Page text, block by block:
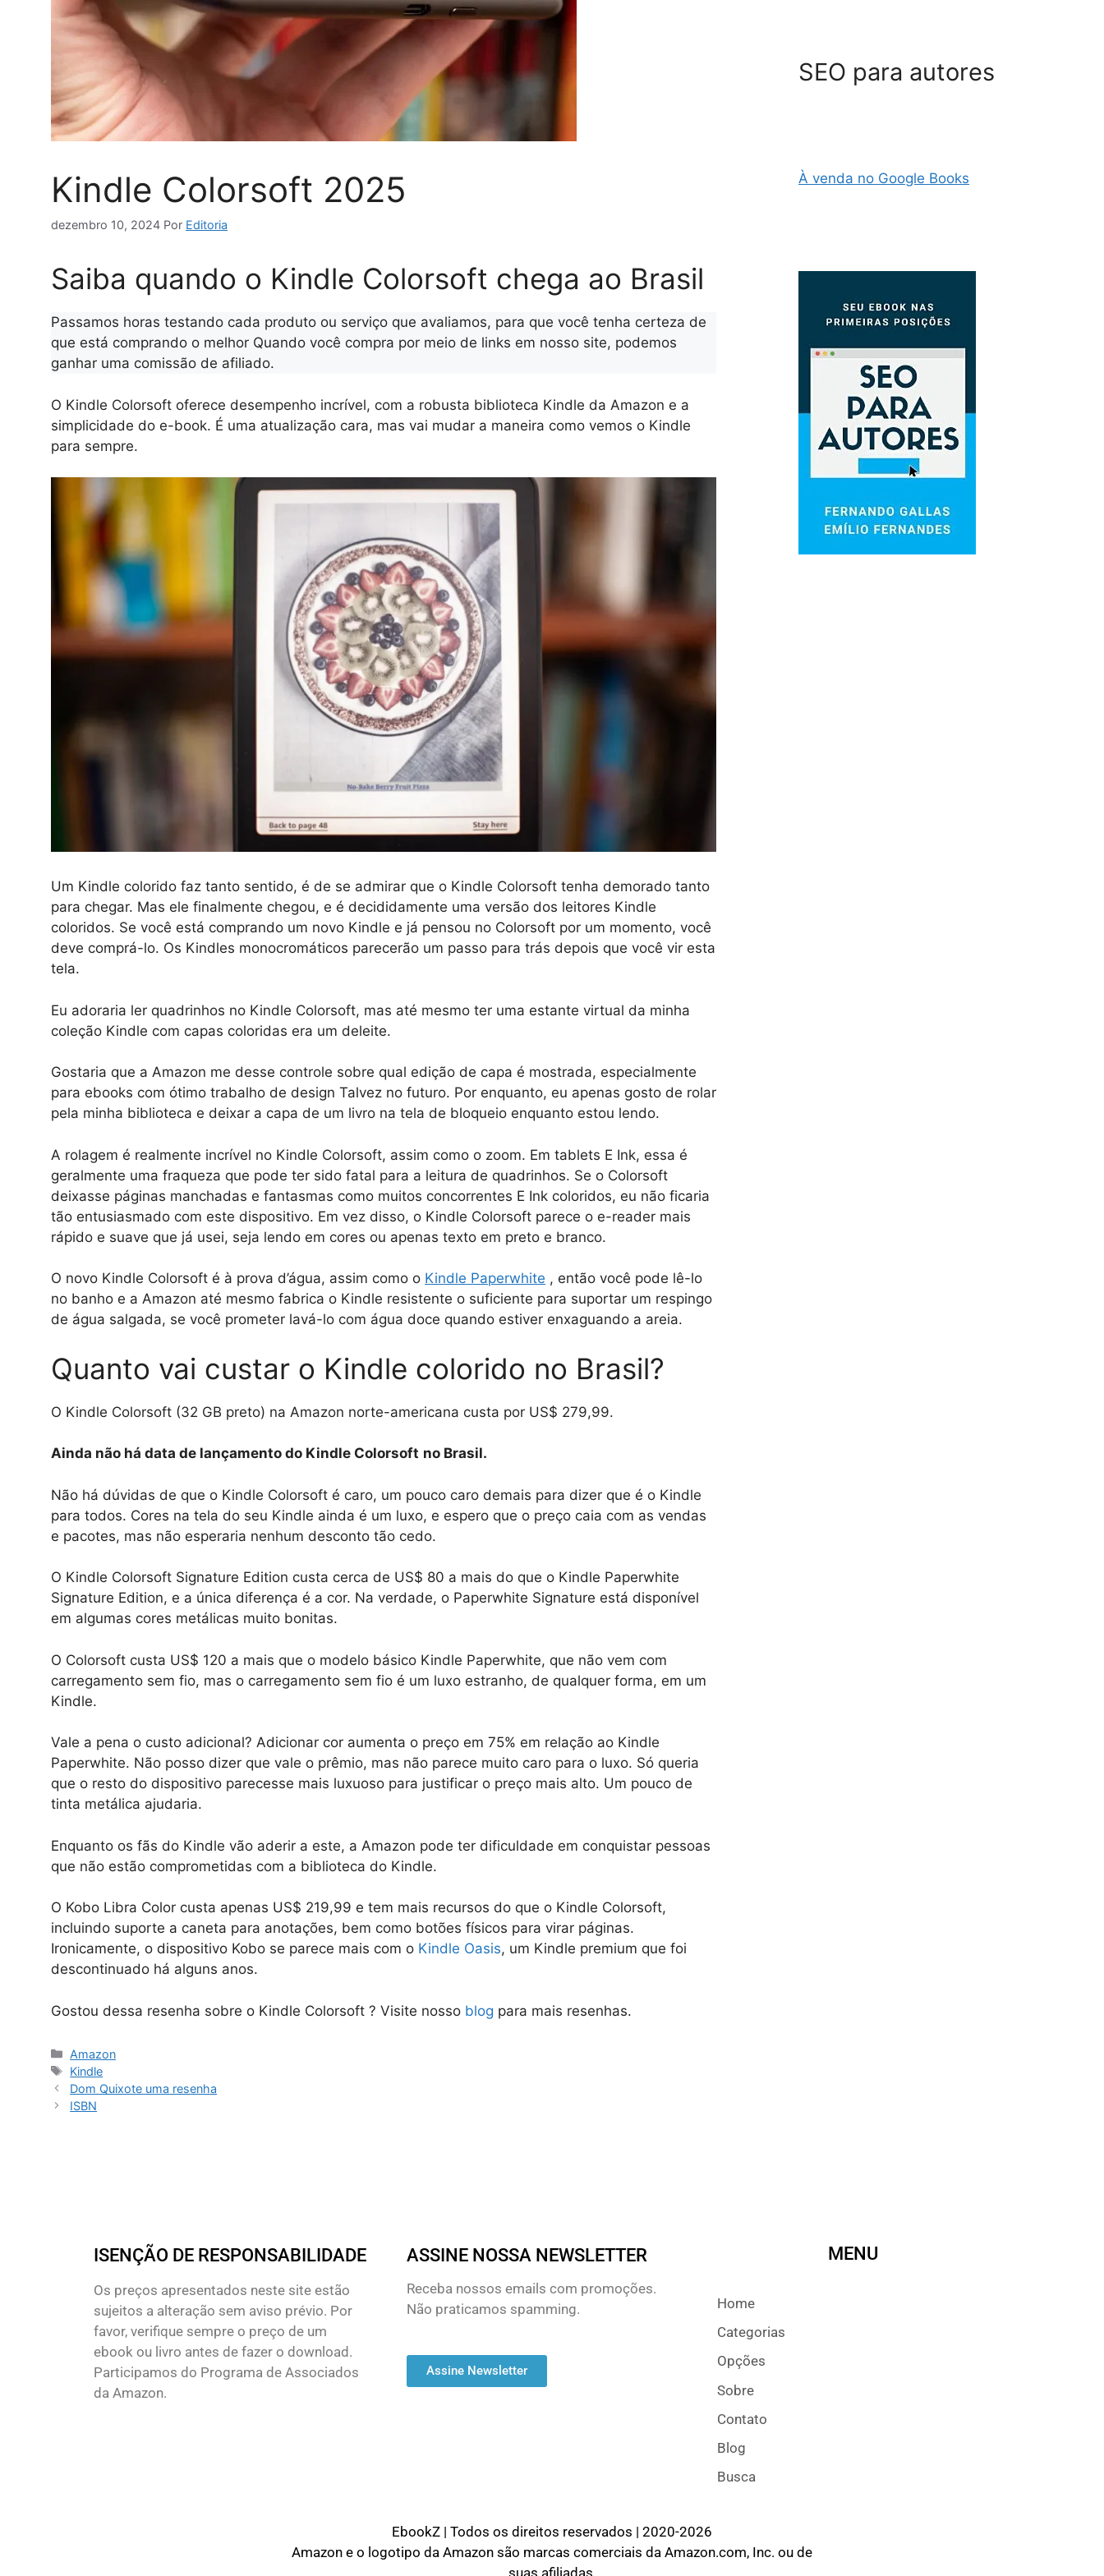
Kindle Colorsoft 2025
dezembro 10, 2024 Por Editoria
Saiba quando o Kindle Colorsoft chega ao Brasil
Passamos horas testando cada produto ou serviço que avaliamos, para que você tenha certeza de
que está comprando o melhor Quando você compra por meio de links em nosso site, podemos
ganhar uma comissão de afiliado.
O Kindle Colorsoft oferece desempenho incrível, com a robusta biblioteca Kindle da Amazon e a
simplicidade do e-book. É uma atualização cara, mas vai mudar a maneira como vemos o Kindle
para sempre.
Um Kindle colorido faz tanto sentido, é de se admirar que o Kindle Colorsoft tenha demorado tanto
para chegar. Mas ele finalmente chegou, e é decididamente uma versão dos leitores Kindle
coloridos. Se você está comprando um novo Kindle e já pensou no Colorsoft por um momento, você
deve comprá-lo. Os Kindles monocromáticos parecerão um passo para trás depois que você vir esta
tela.
Eu adoraria ler quadrinhos no Kindle Colorsoft, mas até mesmo ter uma estante virtual da minha
coleção Kindle com capas coloridas era um deleite.
Gostaria que a Amazon me desse controle sobre qual edição de capa é mostrada, especialmente
para ebooks com ótimo trabalho de design Talvez no futuro. Por enquanto, eu apenas gosto de rolar
pela minha biblioteca e deixar a capa de um livro na tela de bloqueio enquanto estou lendo.
A rolagem é realmente incrível no Kindle Colorsoft, assim como o zoom. Em tablets E Ink, essa é
geralmente uma fraqueza que pode ter sido fatal para a leitura de quadrinhos. Se o Colorsoft
deixasse páginas manchadas e fantasmas como muitos concorrentes E Ink coloridos, eu não ficaria
tão entusiasmado com este dispositivo. Em vez disso, o Kindle Colorsoft parece o e-reader mais
rápido e suave que já usei, seja lendo em cores ou apenas texto em preto e branco.
O novo Kindle Colorsoft é à prova d’água, assim como o Kindle Paperwhite , então você pode lê-lo
no banho e a Amazon até mesmo fabrica o Kindle resistente o suficiente para suportar um respingo
de água salgada, se você prometer lavá-lo com água doce quando estiver enxaguando a areia.
Quanto vai custar o Kindle colorido no Brasil?
O Kindle Colorsoft (32 GB preto) na Amazon norte-americana custa por US$ 279,99.
Ainda não há data de lançamento do Kindle Colorsoft no Brasil.
Não há dúvidas de que o Kindle Colorsoft é caro, um pouco caro demais para dizer que é o Kindle
para todos. Cores na tela do seu Kindle ainda é um luxo, e espero que o preço caia com as vendas
e pacotes, mas não esperaria nenhum desconto tão cedo.
O Kindle Colorsoft Signature Edition custa cerca de US$ 80 a mais do que o Kindle Paperwhite
Signature Edition, e a única diferença é a cor. Na verdade, o Paperwhite Signature está disponível
em algumas cores metálicas muito bonitas.
O Colorsoft custa US$ 120 a mais que o modelo básico Kindle Paperwhite, que não vem com
carregamento sem fio, mas o carregamento sem fio é um luxo estranho, de qualquer forma, em um
Kindle.
Vale a pena o custo adicional? Adicionar cor aumenta o preço em 75% em relação ao Kindle
Paperwhite. Não posso dizer que vale o prêmio, mas não parece muito caro para o luxo. Só queria
que o resto do dispositivo parecesse mais luxuoso para justificar o preço mais alto. Um pouco de
tinta metálica ajudaria.
Enquanto os fãs do Kindle vão aderir a este, a Amazon pode ter dificuldade em conquistar pessoas
que não estão comprometidas com a biblioteca do Kindle.
O Kobo Libra Color custa apenas US$ 219,99 e tem mais recursos do que o Kindle Colorsoft,
incluindo suporte a caneta para anotações, bem como botões físicos para virar páginas.
Ironicamente, o dispositivo Kobo se parece mais com o Kindle Oasis, um Kindle premium que foi
descontinuado há alguns anos.
Gostou dessa resenha sobre o Kindle Colorsoft ? Visite nosso blog para mais resenhas.
Amazon
Kindle
Dom Quixote uma resenha
ISBN
SEO para autores
À venda no Google Books
ISENÇÃO DE RESPONSABILIDADE
Os preços apresentados neste site estão
sujeitos a alteração sem aviso prévio. Por
favor, verifique sempre o preço de um
ebook ou livro antes de fazer o download.
Participamos do Programa de Associados
da Amazon.
ASSINE NOSSA NEWSLETTER
Receba nossos emails com promoções.
Não praticamos spamming.
Assine Newsletter
MENU
Home
Categorias
Opções
Sobre
Contato
Blog
Busca
EbookZ | Todos os direitos reservados | 2020-2026
Amazon e o logotipo da Amazon são marcas comerciais da Amazon.com, Inc. ou de
suas afiliadas.